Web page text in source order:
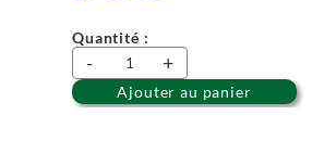
Quantité :
- +
Ajouter au panier